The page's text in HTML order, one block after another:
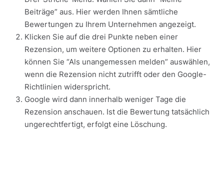
Beiträge” aus. Hier werden Ihnen sämtliche
Bewertungen zu Ihrem Unternehmen angezeigt.
Klicken Sie auf die drei Punkte neben einer
Rezension, um weitere Optionen zu erhalten. Hier
können Sie “Als unangemessen melden” auswählen,
wenn die Rezension nicht zutrifft oder den Google-
Richtlinien widerspricht.
Google wird dann innerhalb weniger Tage die
Rezension anschauen. Ist die Bewertung tatsächlich
ungerechtfertigt, erfolgt eine Löschung.